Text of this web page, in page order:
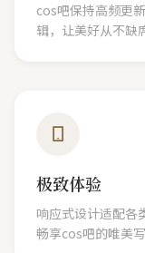
cos吧保持高频更
辑，让美好从不缺
极致体验
响应式设计适配各
畅享cos吧的唯美写